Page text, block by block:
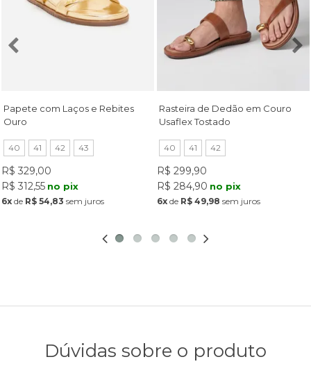
Papete com Laços e Rebites
Ouro
40 41 42 43
R$ 329,00
R$ 312,55 no pix
6x de R$ 54,83 sem juros
Rasteira de Dedão em Couro
Usaflex Tostado
40 41 42
R$ 299,90
R$ 284,90 no pix
6x de R$ 49,98 sem juros
Dúvidas sobre o produto